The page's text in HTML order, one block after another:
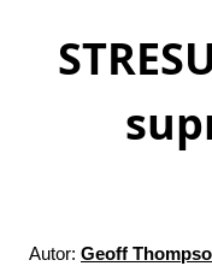
Autor: Geoff